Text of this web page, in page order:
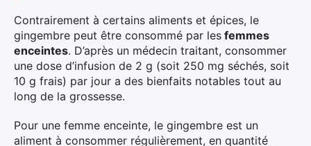
Contrairement à certains aliments et épices, le
gingembre peut être consommé par les femmes
enceintes. D’après un médecin traitant, consommer
une dose d’infusion de 2 g (soit 250 mg séchés, soit
10 g frais) par jour a des bienfaits notables tout au
long de la grossesse.
Pour une femme enceinte, le gingembre est un
aliment à consommer régulièrement, en quantité